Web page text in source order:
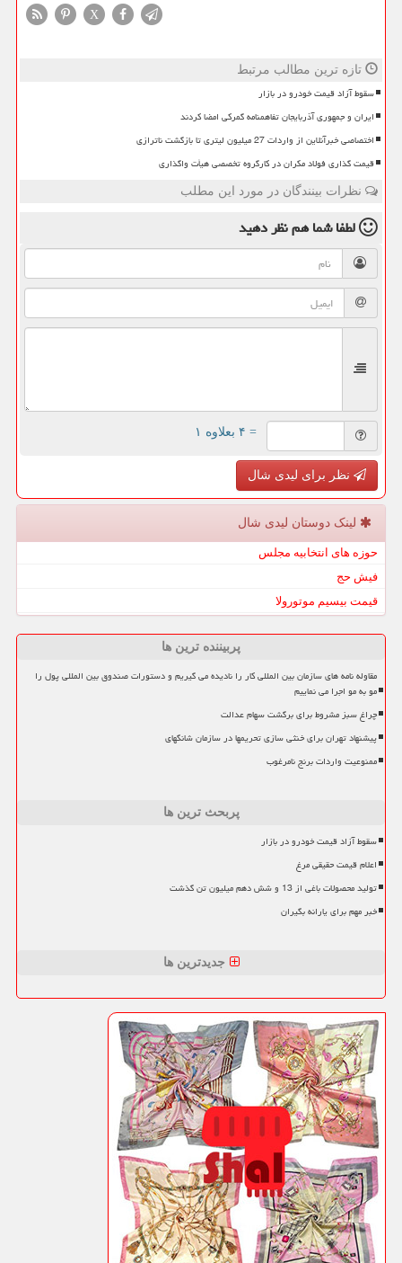
X
تازه ترین مطالب مرتبط
سقوط آزاد قیمت خودرو در بازار
ایران و جمهوری آذربایجان تفاهمنامه گمرکی امضا کردند
اختصاصی خبرآنلاین از واردات 27 میلیون لیتری تا بازگشت ناترازی
قیمت گذاری فولاد مکران در کارگروه تخصصی هیأت واگذاری
نظرات بینندگان در مورد این مطلب
لطفا شما همنظر دهید
= ۴ بعلاوه ۱
نظر برای لیدی شال
لینک دوستان لیدی شال
حوزه های انتخابیه مجلس
فیش حج
قیمت بیسیم موتورولا
پربیننده ترین ها
مقاوله نامه های سازمان بین المللی کار را نادیده می گیریم و دستورات صندوق بین المللی پول را
مو به مو اجرا می نماییم
چراغ سبز مشروط برای برگشت سهام عدالت
پیشنهاد تهران برای خنثی سازی تحریمها در سازمان شانگهای
ممنوعیت واردات برنج نامرغوب
پربحث ترین ها
سقوط آزاد قیمت خودرو در بازار
اعلام قیمت حقیقی مرغ
تولید محصولات باغی از 13 و شش دهم میلیون تن گذشت
خبر مهم برای یارانه بگیران
جدیدترین ها